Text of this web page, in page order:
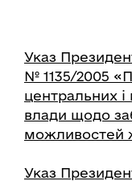
Указ
№ 1135/2005
центральних і
влади щодо
можливостей
Указ